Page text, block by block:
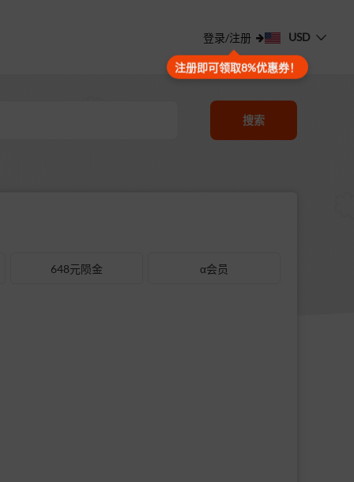
登录/注册
注册即可领取8%优惠券！
USD
搜索
648元陨金 α会员